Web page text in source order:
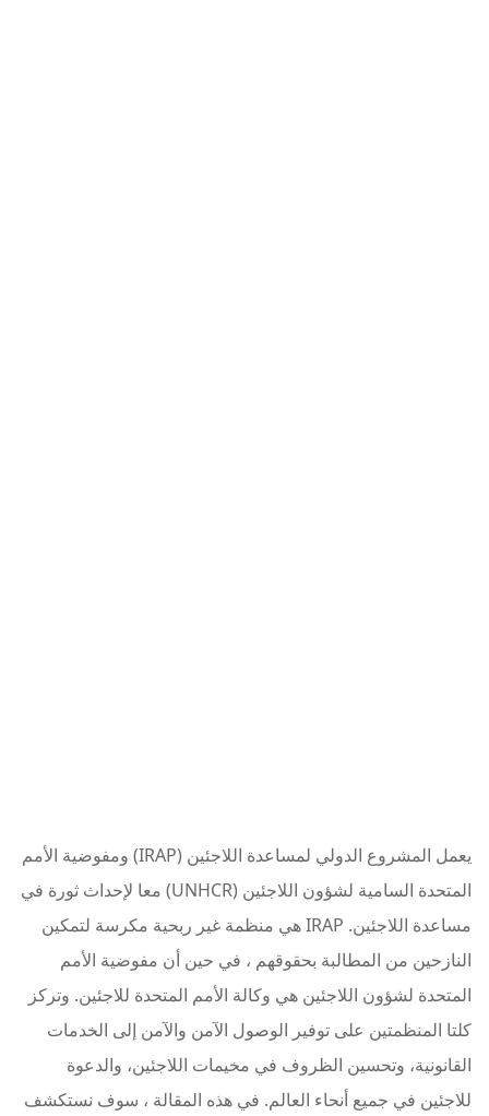
يعمل المشروع الدولي لمساعدة اللاجئين (IRAP) ومفوضية الأمم
المتحدة السامية لشؤون اللاجئين (UNHCR) معا لإحداث ثورة في
مساعدة اللاجئين. IRAP هي منظمة غير ربحية مكرسة لتمكين
النازحين من المطالبة بحقوقهم ، في حين أن مفوضية الأمم
المتحدة لشؤون اللاجئين هي وكالة الأمم المتحدة للاجئين. وتركز
كلتا المنظمتين على توفير الوصول الآمن والآمن إلى الخدمات
القانونية، وتحسين الظروف في مخيمات اللاجئين، والدعوة
للاجئين في جميع أنحاء العالم. في هذه المقالة ، سوف نستكشف